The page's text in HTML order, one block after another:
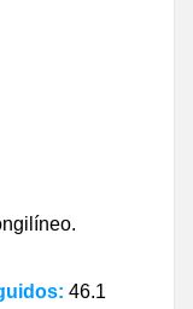
46.1